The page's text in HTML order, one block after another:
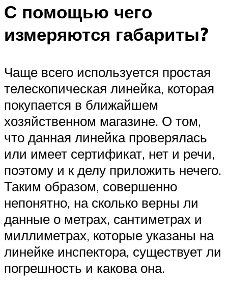
С помощью чего
измеряются габариты?
Чаще всего используется простая
телескопическая линейка, которая
покупается в ближайшем
хозяйственном магазине. О том,
что данная линейка проверялась
или имеет сертификат, нет и речи,
поэтому и к делу приложить нечего.
Таким образом, совершенно
непонятно, на сколько верны ли
данные о метрах, сантиметрах и
миллиметрах, которые указаны на
линейке инспектора, существует ли
погрешность и какова она.